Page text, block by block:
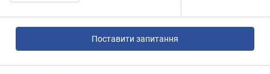
Поставити запитання